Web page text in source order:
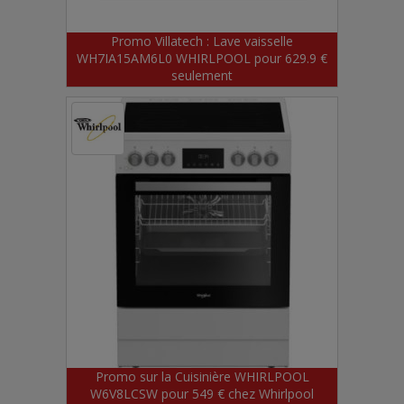
Promo Villatech : Lave vaisselle
WH7IA15AM6L0 WHIRLPOOL pour 629.9 €
seulement
Promo sur la Cuisinière WHIRLPOOL
W6V8LCSW pour 549 € chez Whirlpool